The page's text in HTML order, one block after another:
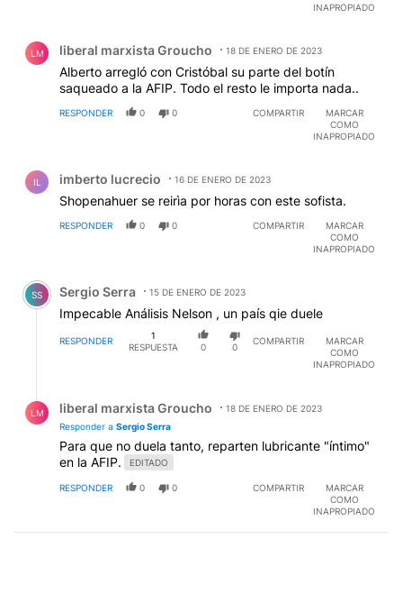
inmediatamente se fueron del país, hacia las mismas
del porqué no se construyo, en 4 años de gobierno,
ni nada.
INAPROPIADO
LM liberal marxista Groucho 18 DE ENERO DE 2023
Alberto arregló con Cristóbal su parte del botín
saqueado a la AFIP. Todo el resto le importa nada..
RESPONDER 0 0 COMPARTIR
MARCAR
COMO
INAPROPIADO
IL imberto lucrecio 16 DE ENERO DE 2023
Shopenahuer se reirìa por horas con este sofista.
RESPONDER 0 0 COMPARTIR
MARCAR
COMO
INAPROPIADO
Comentario de Sergio Serra.
SS Sergio Serra 15 DE ENERO DE 2023
Impecable Análisis Nelson , un país qie duele
RESPONDER
1
RESPUESTA
0 0
COMPARTIR
MARCAR
COMO
INAPROPIADO
LM liberal marxista Groucho
18 DE ENERO DE 2023
Responder a Sergio Serra
Para que no duela tanto, reparten lubricante "íntimo"
en la AFIP.
EDITADO
RESPONDER 0 0 COMPARTIR
MARCAR
COMO
INAPROPIADO